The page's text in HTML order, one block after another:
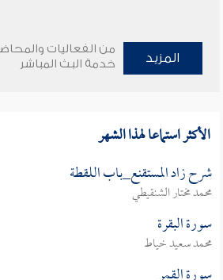
المزيد
من الفعاليات
خدمة البث المباشر
الأكثر استماعا لهذا الشهر
شرح زاد المستقنع_باب اللقطة
محمد مختار الشنقيطي
سورة البقرة
محمد سعيد خياط